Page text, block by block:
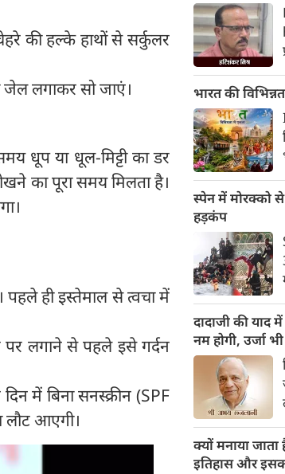
की हल्के हाथों से सर्कुलर
जेल लगाकर सो जाएं।
धूप या धूल-मिट्टी का डर
का पूरा समय मिलता है।
ही इस्तेमाल से त्वचा में
लगाने से पहले इसे गर्दन
में बिना सनस्क्रीन (SPF
लौट आएगी।
भारत की
स्पेन में मोरक्को
हड़कंप
दादाजी की याद
नम होगी, उर्जा
क्यों मनाया
इतिहास और